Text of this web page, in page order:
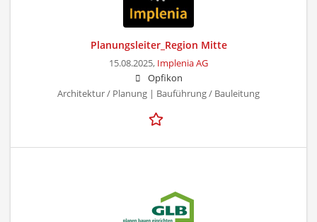
Planungsleiter_Region Mitte
15.08.2025, Implenia AG
Opfikon
Architektur / Planung | Bauführung / Bauleitung